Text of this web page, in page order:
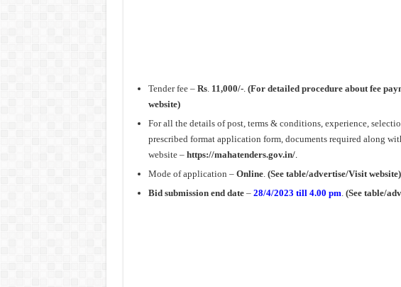
Tender fee – Rs. 11,000/-. (For detailed procedure about fee
website)
For all the details of post, terms & conditions, experience,
prescribed format application form, documents required along
website – https://mahatenders.gov.in/.
Mode of application –Online. (See table/advertise/Visit website)
Bid submission end date– 28/4/2023 till 4.00 pm (See table/